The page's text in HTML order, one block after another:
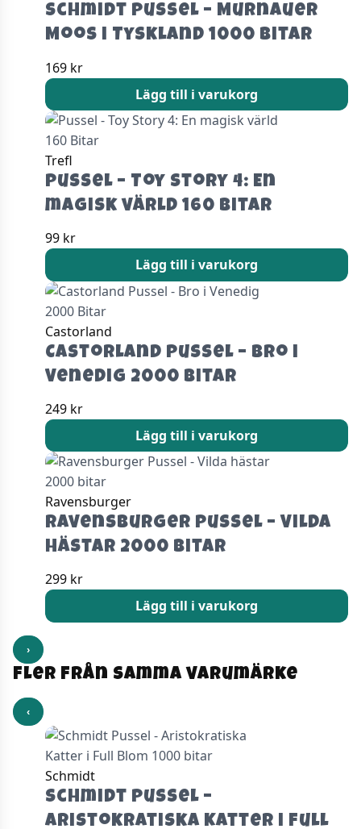
Schmidt Pussel – Murnauer
Moos i Tyskland 1000 bitar
169 kr
Lägg till i varukorg
Trefl
Pussel – Toy Story 4: En
magisk värld 160 Bitar
99 kr
Lägg till i varukorg
Castorland
Castorland Pussel – Bro i
Venedig 2000 Bitar
249 kr
Lägg till i varukorg
Ravensburger
Ravensburger Pussel – Vilda
hästar 2000 bitar
299 kr
Lägg till i varukorg
›
Fler från samma varumärke
‹
Schmidt
Schmidt Pussel –
Aristokratiska Katter i Full